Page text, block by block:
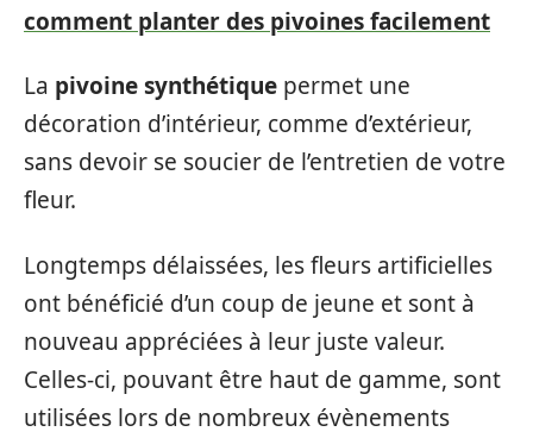
comment planter des pivoines facilement
La pivoine synthétique permet une
décoration d’intérieur, comme d’extérieur,
sans devoir se soucier de l’entretien de votre
fleur.
Longtemps délaissées, les fleurs artificielles
ont bénéficié d’un coup de jeune et sont à
nouveau appréciées à leur juste valeur.
Celles-ci, pouvant être haut de gamme, sont
utilisées lors de nombreux évènements